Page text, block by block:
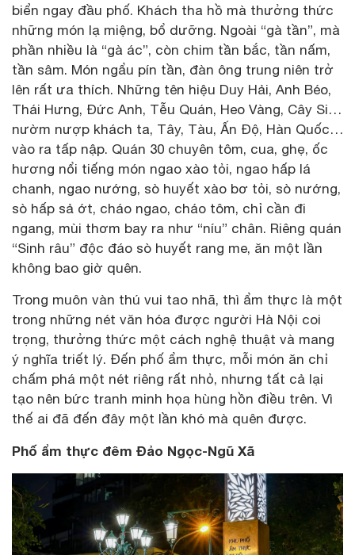
biển ngay đầu phố. Khách tha hồ mà thưởng thức
những món lạ miệng, bổ dưỡng. Ngoài “gà tần”, mà
phần nhiều là “gà ác”, còn chim tần bắc, tần nấm,
tần sâm. Món ngẩu pín tần, đàn ông trung niên trở
lên rất ưa thích. Những tên hiệu Duy Hải, Anh Béo,
Thái Hưng, Đức Anh, Tễu Quán, Heo Vàng, Cây Si…
nườm nượp khách ta, Tây, Tàu, Ấn Độ, Hàn Quốc…
vào ra tấp nập. Quán 30 chuyên tôm, cua, ghẹ, ốc
hương nổi tiếng món ngao xào tỏi, ngao hấp lá
chanh, ngao nướng, sò huyết xào bơ tỏi, sò nướng,
sò hấp sả ớt, cháo ngao, cháo tôm, chỉ cần đi
ngang, mùi thơm bay ra như “níu” chân. Riêng quán
“Sinh râu” độc đáo sò huyết rang me, ăn một lần
không bao giờ quên.
Trong muôn vàn thú vui tao nhã, thì ẩm thực là một
trong những nét văn hóa được người Hà Nội coi
trọng, thưởng thức một cách nghệ thuật và mang
ý nghĩa triết lý. Đến phố ẩm thực, mỗi món ăn chỉ
chấm phá một nét riêng rất nhỏ, nhưng tất cả lại
tạo nên bức tranh minh họa hùng hồn điều trên. Vì
thế ai đã đến đây một lần khó mà quên được.
Phố ẩm thực đêm Đảo Ngọc-Ngũ Xã